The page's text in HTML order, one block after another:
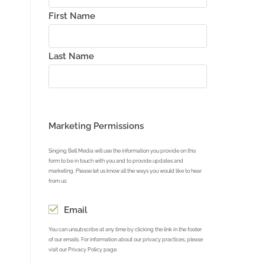
First Name
Last Name
Marketing Permissions
Singing Bell Media will use the information you provide on this
form to be in touch with you and to provide updates and
marketing. Please let us know all the ways you would like to hear
from us:
Email
You can unsubscribe at any time by clicking the link in the footer
of our emails. For information about our privacy practices, please
visit our Privacy Policy page.